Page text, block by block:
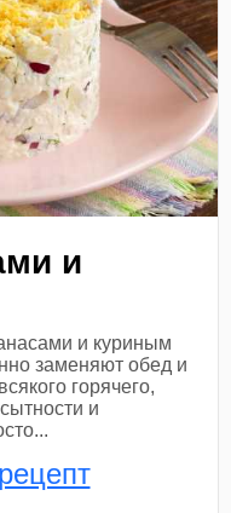
и
и куриным
заменяют обед и
горячего,
и